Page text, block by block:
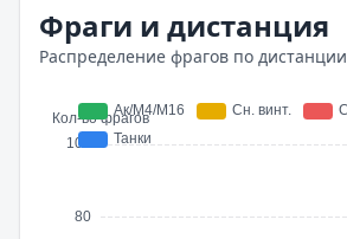
Фраги и дистанция
Распределение фрагов по дистанции